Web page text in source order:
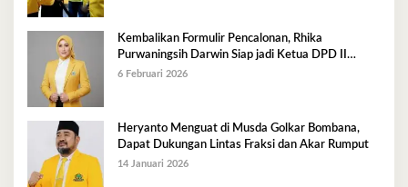
Kembalikan Formulir Pencalonan, Rhika
Purwaningsih Darwin Siap jadi Ketua DPD II
Golkar Mubar
6 Februari 2026
Heryanto Menguat di Musda Golkar Bombana,
Dapat Dukungan Lintas Fraksi dan Akar Rumput
14 Januari 2026